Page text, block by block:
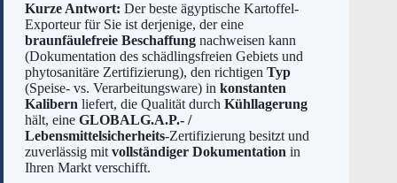
Kurze Antwort: Der beste ägyptische Kartoffel-
Exporteur für Sie ist derjenige, der eine
braunfäulefreie Beschaffung nachweisen kann
(Dokumentation des schädlingsfreien Gebiets und
phytosanitäre Zertifizierung), den richtigen Typ
(Speise- vs. Verarbeitungsware) in konstanten
Kalibern liefert, die Qualität durch Kühllagerung
hält, eine GLOBALG.A.P.- /
Lebensmittelsicherheits-Zertifizierung besitzt und
zuverlässig mit vollständiger Dokumentation in
Ihren Markt verschifft.